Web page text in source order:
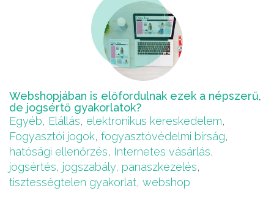
Webshopjában is előfordulnak ezek a népszerű,
de jogsértő gyakorlatok?
Egyéb, Elállás, elektronikus kereskedelem,
Fogyasztói jogok, fogyasztóvédelmi bírság,
hatósági ellenőrzés, Internetes vásárlás,
jogsértés, jogszabály, panaszkezelés,
tisztességtelen gyakorlat, webshop